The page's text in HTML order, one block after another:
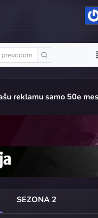
reklamu samo 50e
SEZONA 2